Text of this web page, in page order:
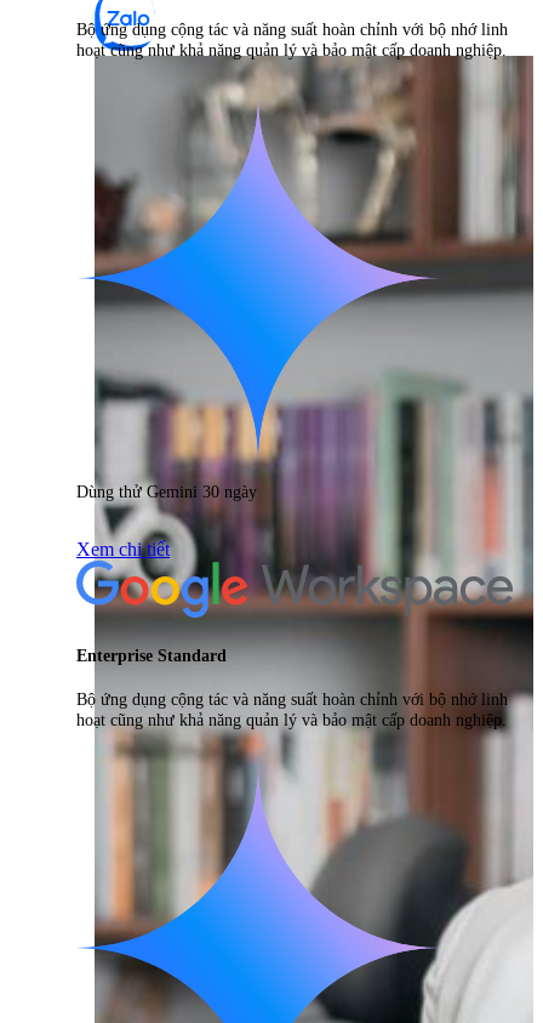
Bộ ứng dụng cộng tác và năng suất hoàn chỉnh với bộ nhớ linh
hoạt cũng như khả năng quản lý và bảo mật cấp doanh nghiệp.
Dùng thử Gemini 30 ngày
Xem chi tiết
Enterprise Standard
Bộ ứng dụng cộng tác và năng suất hoàn chỉnh với bộ nhớ linh
hoạt cũng như khả năng quản lý và bảo mật cấp doanh nghiệp.